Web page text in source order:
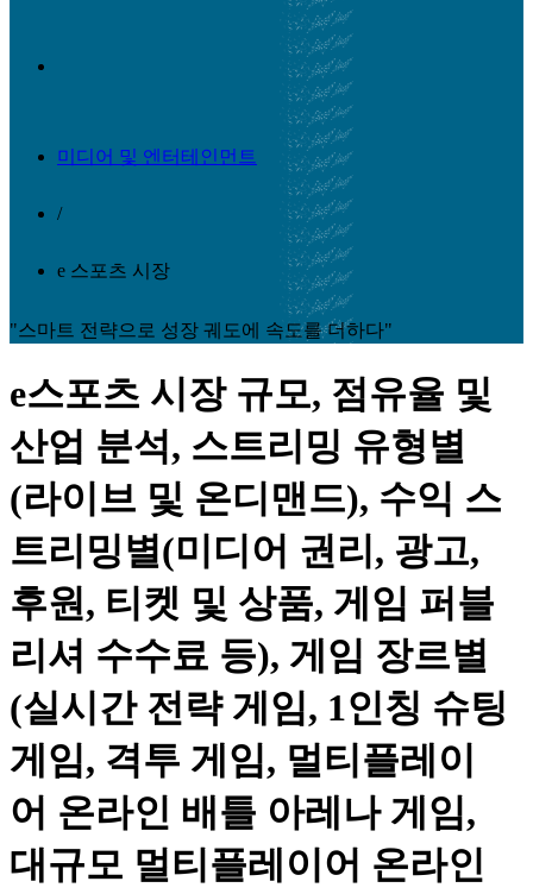
미디어 및 엔터테인먼트
/
e 스포츠 시장
"스마트 전략으로 성장 궤도에 속도를 더하다"
e스포츠 시장 규모, 점유율 및
산업 분석, 스트리밍 유형별
(라이브 및 온디맨드), 수익 스
트리밍별(미디어 권리, 광고,
후원, 티켓 및 상품, 게임 퍼블
리셔 수수료 등), 게임 장르별
(실시간 전략 게임, 1인칭 슈팅
게임, 격투 게임, 멀티플레이
어 온라인 배틀 아레나 게임,
대규모 멀티플레이어 온라인